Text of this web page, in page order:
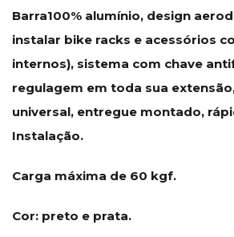
Barra100% alumínio, design
instalar bike racks e acessórios
internos), sistema com chave
regulagem em toda sua
universal, entregue montado,
Instalação.
Carga máxima de 60 kgf.
Cor: preto e prata.